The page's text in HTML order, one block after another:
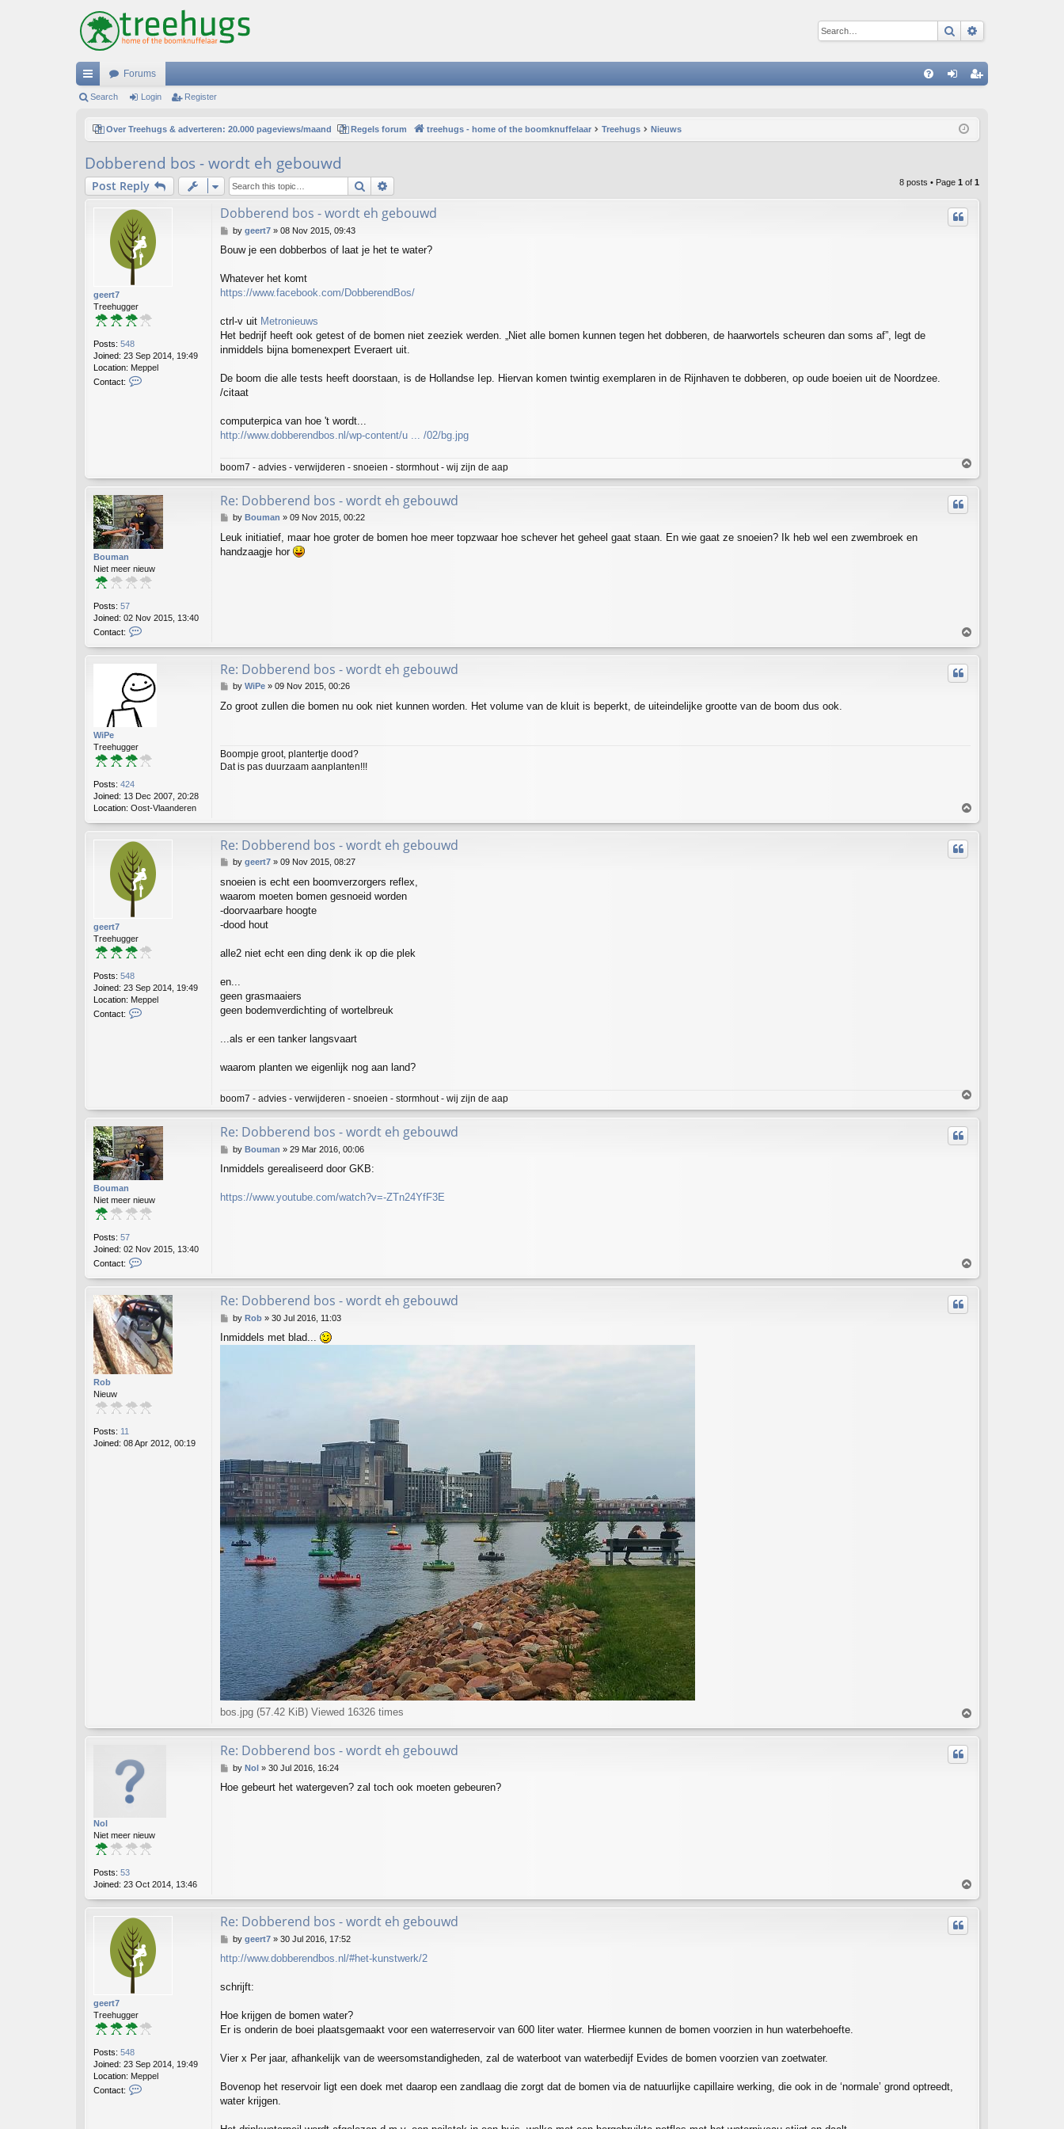
Search
ui
ks
Forums
ist
Search Login Register
Over Treehugs & adverteren: 20.000 pageviews/maand Regels forum treehugs - home of the boomknuffelaar Treehugs Nieuws
Dobberend bos - wordt eh gebouwd
Post Reply Search 8 posts • Page 1 of 1
geert7
Treehugger
Posts: 548
Joined: 23 Sep 2014, 19:49
Location: Meppel
Contact:
e
r
t
7
Dobberend bos - wordt eh gebouwd
P
s
by geert7» 08 Nov 2015, 09:43
Bouw je een dobberbos of laat je het te water?
Whatever het komt
https://www.facebook.com/DobberendBos/
ctrl-v uit Metronieuws
Het bedrijf heeft ook getest of de bomen niet zeeziek werden. „Niet alle bomen kunnen tegen het dobberen, de haarwortels scheuren dan soms af”, legt de
inmiddels bijna bomenexpert Everaert uit.
De boom die alle tests heeft doorstaan, is de Hollandse Iep. Hiervan komen twintig exemplaren in de Rijnhaven te dobberen, op oude boeien uit de Noordzee.
/citaat
computerpica van hoe 't wordt...
http://www.dobberendbos.nl/wp-content/u ... /02/bg.jpg
boom7 - advies - verwijderen - snoeien - stormhout - wij zijn de aap
o
p
Bouman
Niet meer nieuw
Posts: 57
Joined: 02 Nov 2015, 13:40
Contact:
a
c
t
a
Re: Dobberend bos - wordt eh gebouwd
P
s
t
by Bouman » 09 Nov 2015, 00:22
Leuk initiatief, maar hoe groter de bomen hoe meer topzwaar hoe schever het geheel gaat staan. En wie gaat ze snoeien? Ik heb wel een zwembroek en
handzaagje hor
o
p
WiPe
Treehugger
Posts: 424
Joined: 13 Dec 2007, 20:28
Location: Oost-Vlaanderen
Re: Dobberend bos - wordt eh gebouwd
P
s
by WiPe» 09 Nov 2015, 00:26
Zo groot zullen die bomen nu ook niet kunnen worden. Het volume van de kluit is beperkt, de uiteindelijke grootte van de boom dus ook.
Boompje groot, plantertje dood?
Dat is pas duurzaam aanplanten!!!
o
p
geert7
Treehugger
Posts: 548
Joined: 23 Sep 2014, 19:49
Location: Meppel
Contact:
e
r
t
7
Re: Dobberend bos - wordt eh gebouwd
P
s
t
by geert7» 09 Nov 2015, 08:27
snoeien is echt een boomverzorgers reflex,
waarom moeten bomen gesnoeid worden
-doorvaarbare hoogte
-dood hout
alle2 niet echt een ding denk ik op die plek
en...
geen grasmaaiers
geen bodemverdichting of wortelbreuk
...als er een tanker langsvaart
waarom planten we eigenlijk nog aan land?
boom7 - advies - verwijderen - snoeien - stormhout - wij zijn de aap
o
p
Bouman
Niet meer nieuw
Posts: 57
Joined: 02 Nov 2015, 13:40
Contact:
t
a
c
t
B
o
u
n
Re: Dobberend bos - wordt eh gebouwd
P
s
by Bouman » 29 Mar 2016, 00:06
Inmiddels gerealiseerd door GKB:
https://www.youtube.com/watch?v=-ZTn24YfF3E
o
p
Rob
Nieuw
Posts: 11
Joined: 08 Apr 2012, 00:19
Re: Dobberend bos - wordt eh gebouwd
P
s
by Rob» 30 Jul 2016, 11:03
Inmiddels met blad...
bos.jpg (57.42 KiB) Viewed 16326 times
o
p
Nol
Niet meer nieuw
Posts: 53
Joined: 23 Oct 2014, 13:46
Re: Dobberend bos - wordt eh gebouwd
P
s
by Nol» 30 Jul 2016, 16:24
Hoe gebeurt het watergeven? zal toch ook moeten gebeuren?
o
p
geert7
Treehugger
Posts: 548
Joined: 23 Sep 2014, 19:49
Location: Meppel
Contact:
Re: Dobberend bos - wordt eh gebouwd
P
s
by geert7» 30 Jul 2016, 17:52
http://www.dobberendbos.nl/#het-kunstwerk/2
schrijft:
Hoe krijgen de bomen water?
Er is onderin de boei plaatsgemaakt voor een waterreservoir van 600 liter water. Hiermee kunnen de bomen voorzien in hun waterbehoefte.
Vier x Per jaar, afhankelijk van de weersomstandigheden, zal de waterboot van waterbedijf Evides de bomen voorzien van zoetwater.
Bovenop het reservoir ligt een doek met daarop een zandlaag die zorgt dat de bomen via de natuurlijke capillaire werking, die ook in de ‘normale’ grond optreedt,
water krijgen.